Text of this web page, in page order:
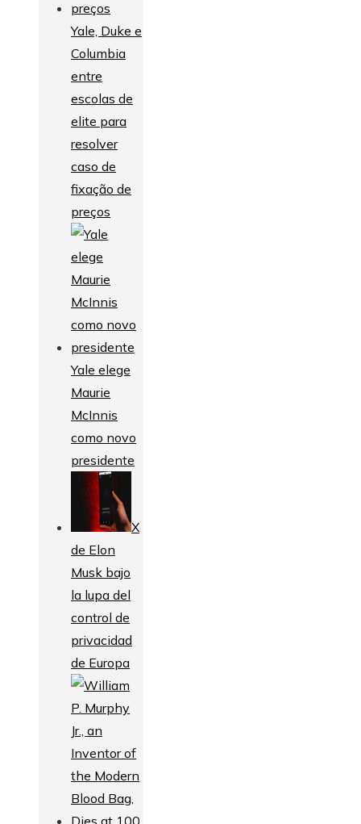
Yale, Duke e
Columbia
entre
escolas de
elite para
resolver
caso de
fixação de
preços
Yale elege
Maurie
McInnis
como novo
presidente
X
de Elon
Musk bajo
la lupa del
control de
privacidad
de Europa